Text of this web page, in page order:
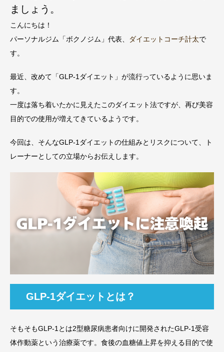
ましょう。
こんにちは！
パーソナルジム「ボクノジム」代表、
ダイエットコーチ計太で
す。
最近、改めて「GLP-1ダイエット」が流行っているように思いま
す。
一度は落ち着いたかに見えたこのダイエット法ですが、再び美容
目的での使用が増えてきているようです。
今回は、そんなGLP-1ダイエットの仕組みとリスクについて、ト
レーナーとしての立場からお伝えします。
GLP-1ダイエットとは？
そもそもGLP-1とは2型糖尿病患者向けに開発されたGLP-1受容
体作動薬という治療薬です。食後の血糖値上昇を抑える目的で使